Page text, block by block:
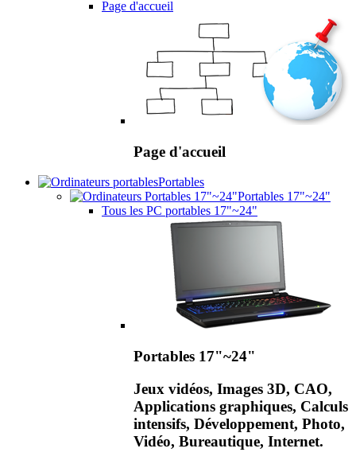
Page d'accueil
Page d'accueil
Portables
Portables 17"~24"
Tous les PC portables 17"~24"
Portables 17"~24"
Jeux vidéos, Images 3D, CAO,
Applications graphiques, Calculs
intensifs, Développement, Photo,
Vidéo, Bureautique, Internet.